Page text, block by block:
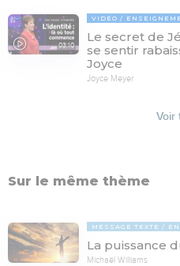
03:10
VIDÉO
Le secret de
se sentir
Joyce
Joyce Meyer
Voir
Sur le même thème
MESSAGE TEXTE
La puissance
Michaël Williams